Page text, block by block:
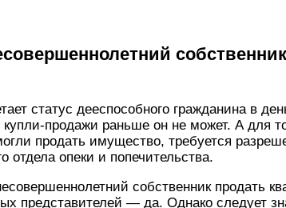
статус дееспособного гражданина в
купли-продажи раньше он не может. А для
продать имущество, требуется
отдела опеки и попечительства.
собственник продать
представителей — да. Однако следует